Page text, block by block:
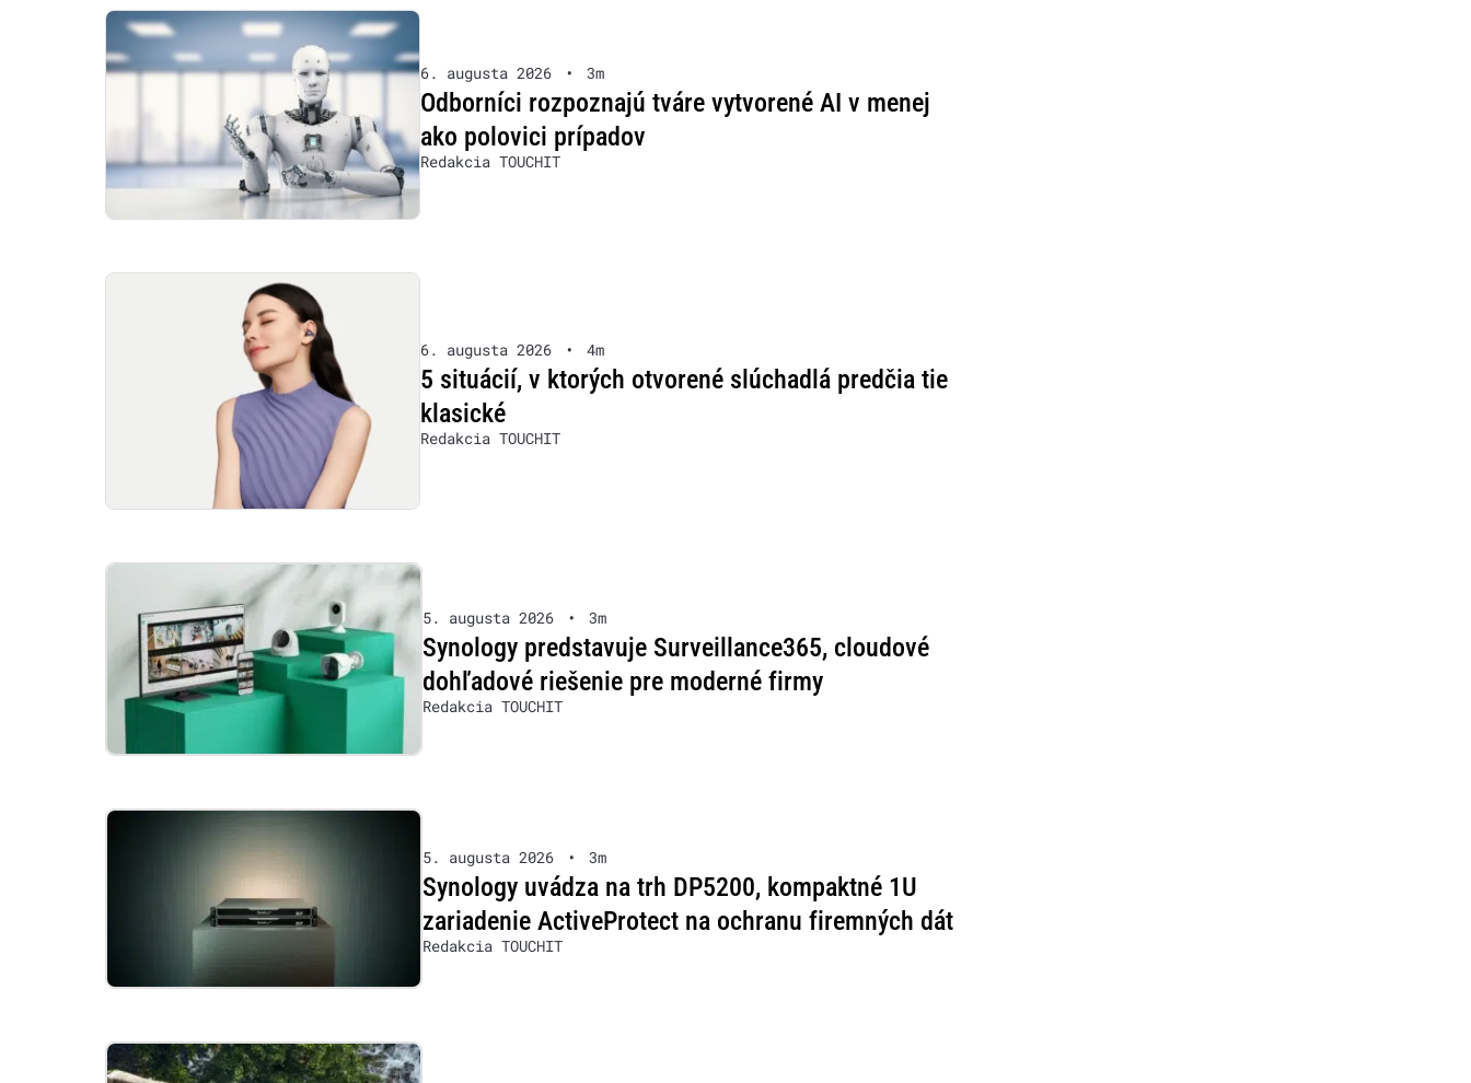
6. augusta 2026 • 3m
Odborníci rozpoznajú tváre vytvorené AI v menej
ako polovici prípadov
Redakcia TOUCHIT
6. augusta 2026 • 4m
5 situácií, v ktorých otvorené slúchadlá predčia tie
klasické
Redakcia TOUCHIT
5. augusta 2026 • 3m
Synology predstavuje Surveillance365, cloudové
dohľadové riešenie pre moderné firmy
Redakcia TOUCHIT
5. augusta 2026 • 3m
Synology uvádza na trh DP5200, kompaktné 1U
zariadenie ActiveProtect na ochranu firemných dát
Redakcia TOUCHIT